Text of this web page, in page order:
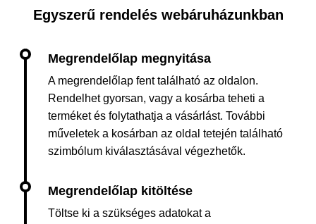
Egyszerű rendelés webáruházunkban
A megrendelőlap fent található az oldalon.
Rendelhet gyorsan, vagy a kosárba teheti a
terméket és folytathatja a vásárlást. További
műveletek a kosárban az oldal tetején található
szimbólum kiválasztásával végezhetők.
Töltse ki a szükséges adatokat a